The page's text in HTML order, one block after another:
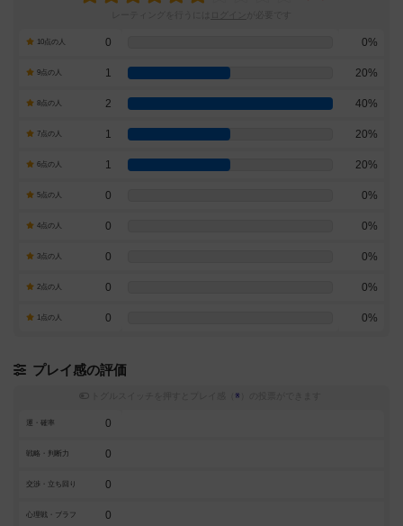
10点の人 0 0%
9点の人 1 20%
8点の人 2 40%
7点の人 1 20%
6点の人 1 20%
5点の人 0 0%
4点の人 0 0%
3点の人 0 0%
2点の人 0 0%
1点の人 0 0%
プレイ感の評価
※
運・確率 0
戦略・判断力 0
交渉・立ち回り 0
心理戦・ブラフ 0